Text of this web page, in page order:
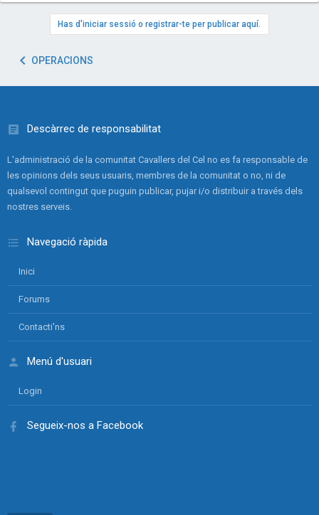
r
Has d'iniciar sessió o registrar-te per publicar aquí.
OPERACIONS
Descàrrec de responsabilitat
L'administració de la comunitat Cavallers del Cel no es fa responsable de
les opinions dels seus usuaris, membres de la comunitat o no, ni de
qualsevol contingut que puguin publicar, pujar i/o distribuir a través dels
nostres serveis.
Navegació ràpida
Inici
Forums
Contacti'ns
Menú d'usuari
Login
Segueix-nos a Facebook